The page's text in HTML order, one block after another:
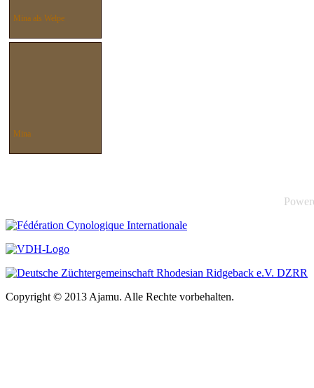
Mina als Welpe
Mina
Copyright © 2013 Ajamu. Alle Rechte vorbehalten.